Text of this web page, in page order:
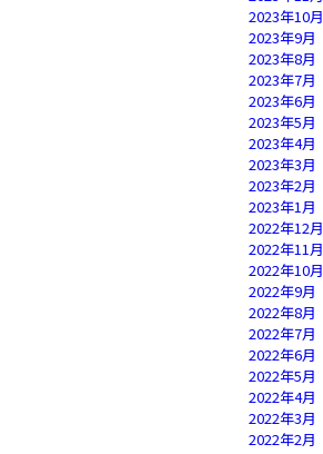
2023年10月
2023年9月
2023年8月
2023年7月
2023年6月
2023年5月
2023年4月
2023年3月
2023年2月
2023年1月
2022年12月
2022年11月
2022年10月
2022年9月
2022年8月
2022年7月
2022年6月
2022年5月
2022年4月
2022年3月
2022年2月